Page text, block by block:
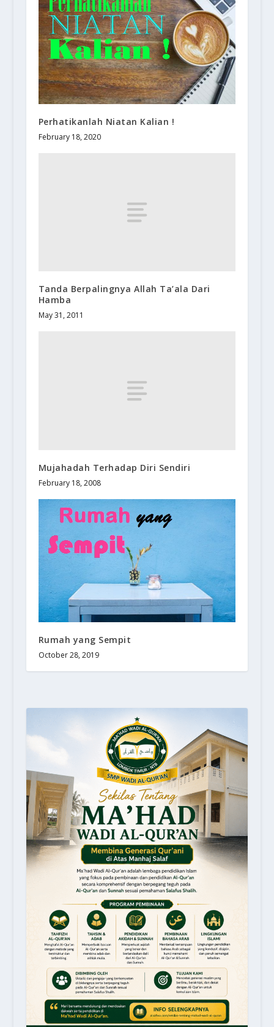
Perhatikanlah Niatan Kalian !
February 18, 2020
Tanda Berpalingnya Allah Ta’ala Dari
Hamba
May 31, 2011
Mujahadah Terhadap Diri Sendiri
February 18, 2008
Rumah yang Sempit
October 28, 2019